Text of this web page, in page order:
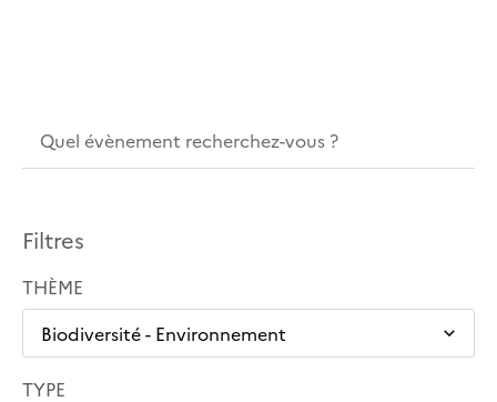
Filtres
THÈME
TYPE